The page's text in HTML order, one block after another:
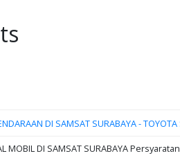
DI SAMSAT SURABAYA -
MOBIL DI SAMSAT SURABAYA